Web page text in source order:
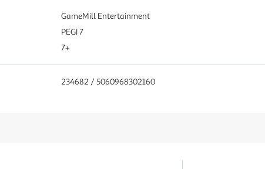
GameMill Entertainment
PEGI 7
7+
234682 / 5060968302160